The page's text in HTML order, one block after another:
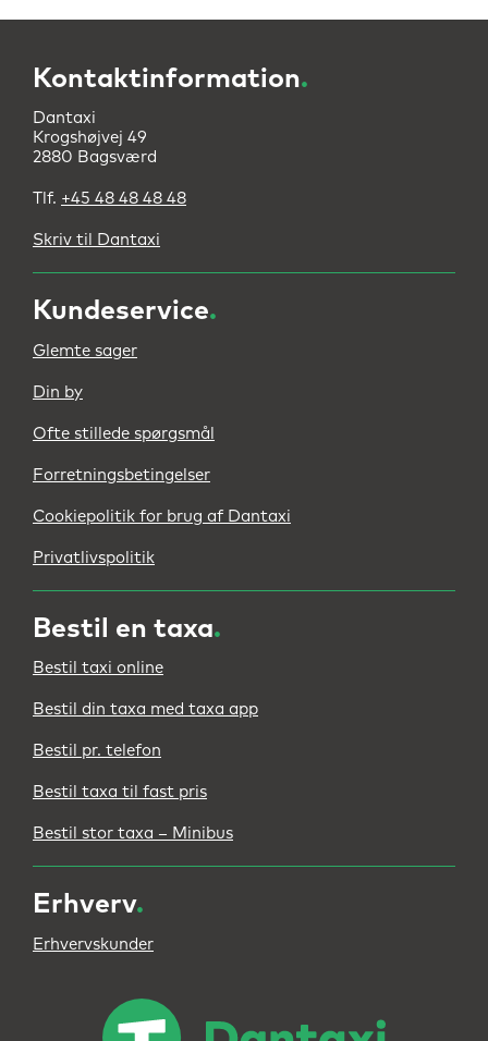
til
indlæg
Kontaktinformation.
Dantaxi
Krogshøjvej 49
2880 Bagsværd
Tlf. +45 48 48 48 48
Skriv til Dantaxi
Kundeservice.
Glemte sager
Din by
Ofte stillede spørgsmål
Forretningsbetingelser
Cookiepolitik for brug af Dantaxi
Privatlivspolitik
Bestil en taxa.
Bestil taxi online
Bestil din taxa med taxa app
Bestil pr. telefon
Bestil taxa til fast pris
Bestil stor taxa – Minibus
Erhverv.
Erhvervskunder